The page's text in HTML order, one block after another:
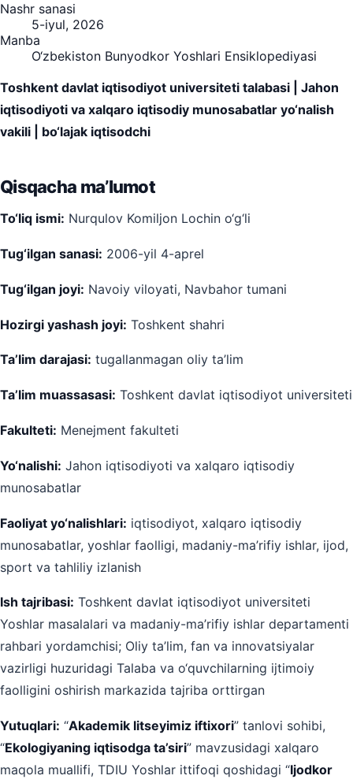
Nashr sanasi
5-iyul, 2026
Manba
O‘zbekiston Bunyodkor Yoshlari Ensiklopediyasi
Toshkent davlat iqtisodiyot universiteti talabasi | Jahon
iqtisodiyoti va xalqaro iqtisodiy munosabatlar yo‘nalish
vakili | bo‘lajak iqtisodchi
Qisqacha ma’lumot
To‘liq ismi: Nurqulov Komiljon Lochin o‘g‘li
Tug‘ilgan sanasi: 2006-yil 4-aprel
Tug‘ilgan joyi: Navoiy viloyati, Navbahor tumani
Hozirgi yashash joyi: Toshkent shahri
Ta’lim darajasi: tugallanmagan oliy ta’lim
Ta’lim muassasasi: Toshkent davlat iqtisodiyot universiteti
Fakulteti: Menejment fakulteti
Yo‘nalishi: Jahon iqtisodiyoti va xalqaro iqtisodiy
munosabatlar
Faoliyat yo‘nalishlari: iqtisodiyot, xalqaro iqtisodiy
munosabatlar, yoshlar faolligi, madaniy-ma’rifiy ishlar, ijod,
sport va tahliliy izlanish
Ish tajribasi: Toshkent davlat iqtisodiyot universiteti
Yoshlar masalalari va madaniy-ma’rifiy ishlar departamenti
rahbari yordamchisi; Oliy ta’lim, fan va innovatsiyalar
vazirligi huzuridagi Talaba va o‘quvchilarning ijtimoiy
faolligini oshirish markazida tajriba orttirgan
Yutuqlari: “Akademik litseyimiz iftixori” tanlovi sohibi,
“Ekologiyaning iqtisodga ta’siri” mavzusidagi xalqaro
maqola muallifi, TDIU Yoshlar ittifoqi qoshidagi “Ijodkor